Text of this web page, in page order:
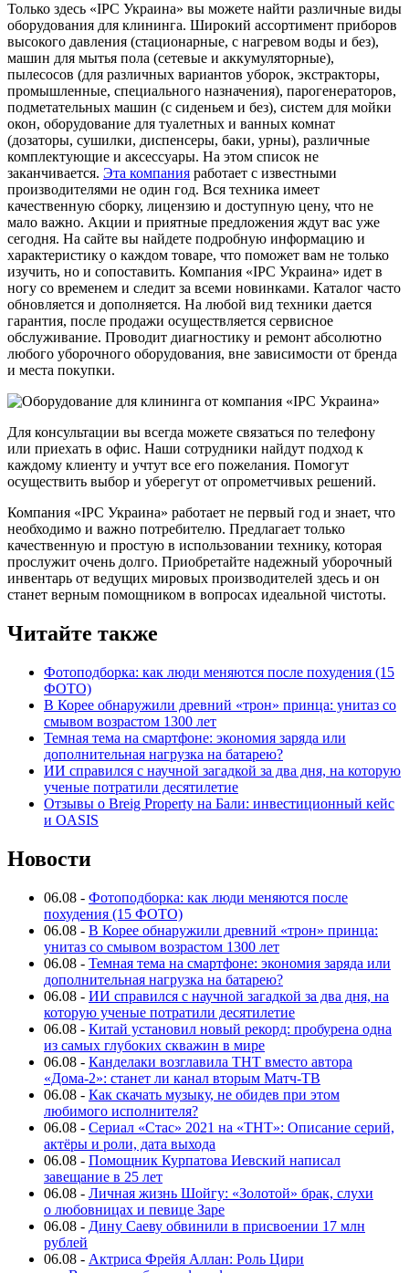
Только здесь «IPC Украина» вы можете найти различные виды
оборудования для клининга. Широкий ассортимент приборов
высокого давления (стационарные, с нагревом воды и без),
машин для мытья пола (сетевые и аккумуляторные),
пылесосов (для различных вариантов уборок, экстракторы,
промышленные, специального назначения), парогенераторов,
подметательных машин (с сиденьем и без), систем для мойки
окон, оборудование для туалетных и ванных комнат
(дозаторы, сушилки, диспенсеры, баки, урны), различные
комплектующие и аксессуары. На этом список не
заканчивается. Эта компания работает с известными
производителями не один год. Вся техника имеет
качественную сборку, лицензию и доступную цену, что не
мало важно. Акции и приятные предложения ждут вас уже
сегодня. На сайте вы найдете подробную информацию и
характеристику о каждом товаре, что поможет вам не только
изучить, но и сопоставить. Компания «IPC Украина» идет в
ногу со временем и следит за всеми новинками. Каталог часто
обновляется и дополняется. На любой вид техники дается
гарантия, после продажи осуществляется сервисное
обслуживание. Проводит диагностику и ремонт абсолютно
любого уборочного оборудования, вне зависимости от бренда
и места покупки.
Для консультации вы всегда можете связаться по телефону
или приехать в офис. Наши сотрудники найдут подход к
каждому клиенту и учтут все его пожелания. Помогут
осуществить выбор и уберегут от опрометчивых решений.
Компания «IPC Украина» работает не первый год и знает, что
необходимо и важно потребителю. Предлагает только
качественную и простую в использовании технику, которая
прослужит очень долго. Приобретайте надежный уборочный
инвентарь от ведущих мировых производителей здесь и он
станет верным помощником в вопросах идеальной чистоты.
Читайте также
Фотоподборка: как люди меняются после похудения (15
ФОТО)
В Корее обнаружили древний «трон» принца: унитаз со
смывом возрастом 1300 лет
Темная тема на смартфоне: экономия заряда или
дополнительная нагрузка на батарею?
ИИ справился с научной загадкой за два дня, на которую
ученые потратили десятилетие
Отзывы о Breig Property на Бали: инвестиционный кейс
и OASIS
Новости
06.08 - Фотоподборка: как люди меняются после
похудения (15 ФОТО)
06.08 - В Корее обнаружили древний «трон» принца:
унитаз со смывом возрастом 1300 лет
06.08 - Темная тема на смартфоне: экономия заряда или
дополнительная нагрузка на батарею?
06.08 - ИИ справился с научной загадкой за два дня, на
которую ученые потратили десятилетие
06.08 - Китай установил новый рекорд: пробурена одна
из самых глубоких скважин в мире
06.08 - Канделаки возглавила ТНТ вместо автора
«Дома-2»: станет ли канал вторым Матч-ТВ
06.08 - Как скачать музыку, не обидев при этом
любимого исполнителя?
06.08 - Сериал «Стас» 2021 на «ТНТ»: Описание серий,
актёры и роли, дата выхода
06.08 - Помощник Курпатова Иевский написал
завещание в 25 лет
06.08 - Личная жизнь Шойгу: «Золотой» брак, слухи
о любовницах и певице Заре
06.08 - Дину Саеву обвинили в присвоении 17 млн
рублей
06.08 - Актриса Фрейя Аллан: Роль Цири